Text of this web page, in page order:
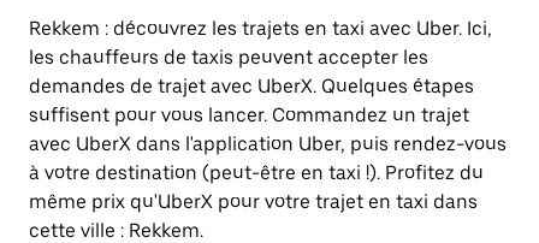
une
date.
Appuyez
sur
la
touche
Échap
pour
fermer
le
Rekkem : découvrez les trajets en taxi avec Uber. Ici,
les chauffeurs de taxis peuvent accepter les
demandes de trajet avec UberX. Quelques étapes
suffisent pour vous lancer. Commandez un trajet
avec UberX dans l'application Uber, puis rendez-vous
à votre destination (peut-être en taxi !). Profitez du
même prix qu'UberX pour votre trajet en taxi dans
cette ville : Rekkem.